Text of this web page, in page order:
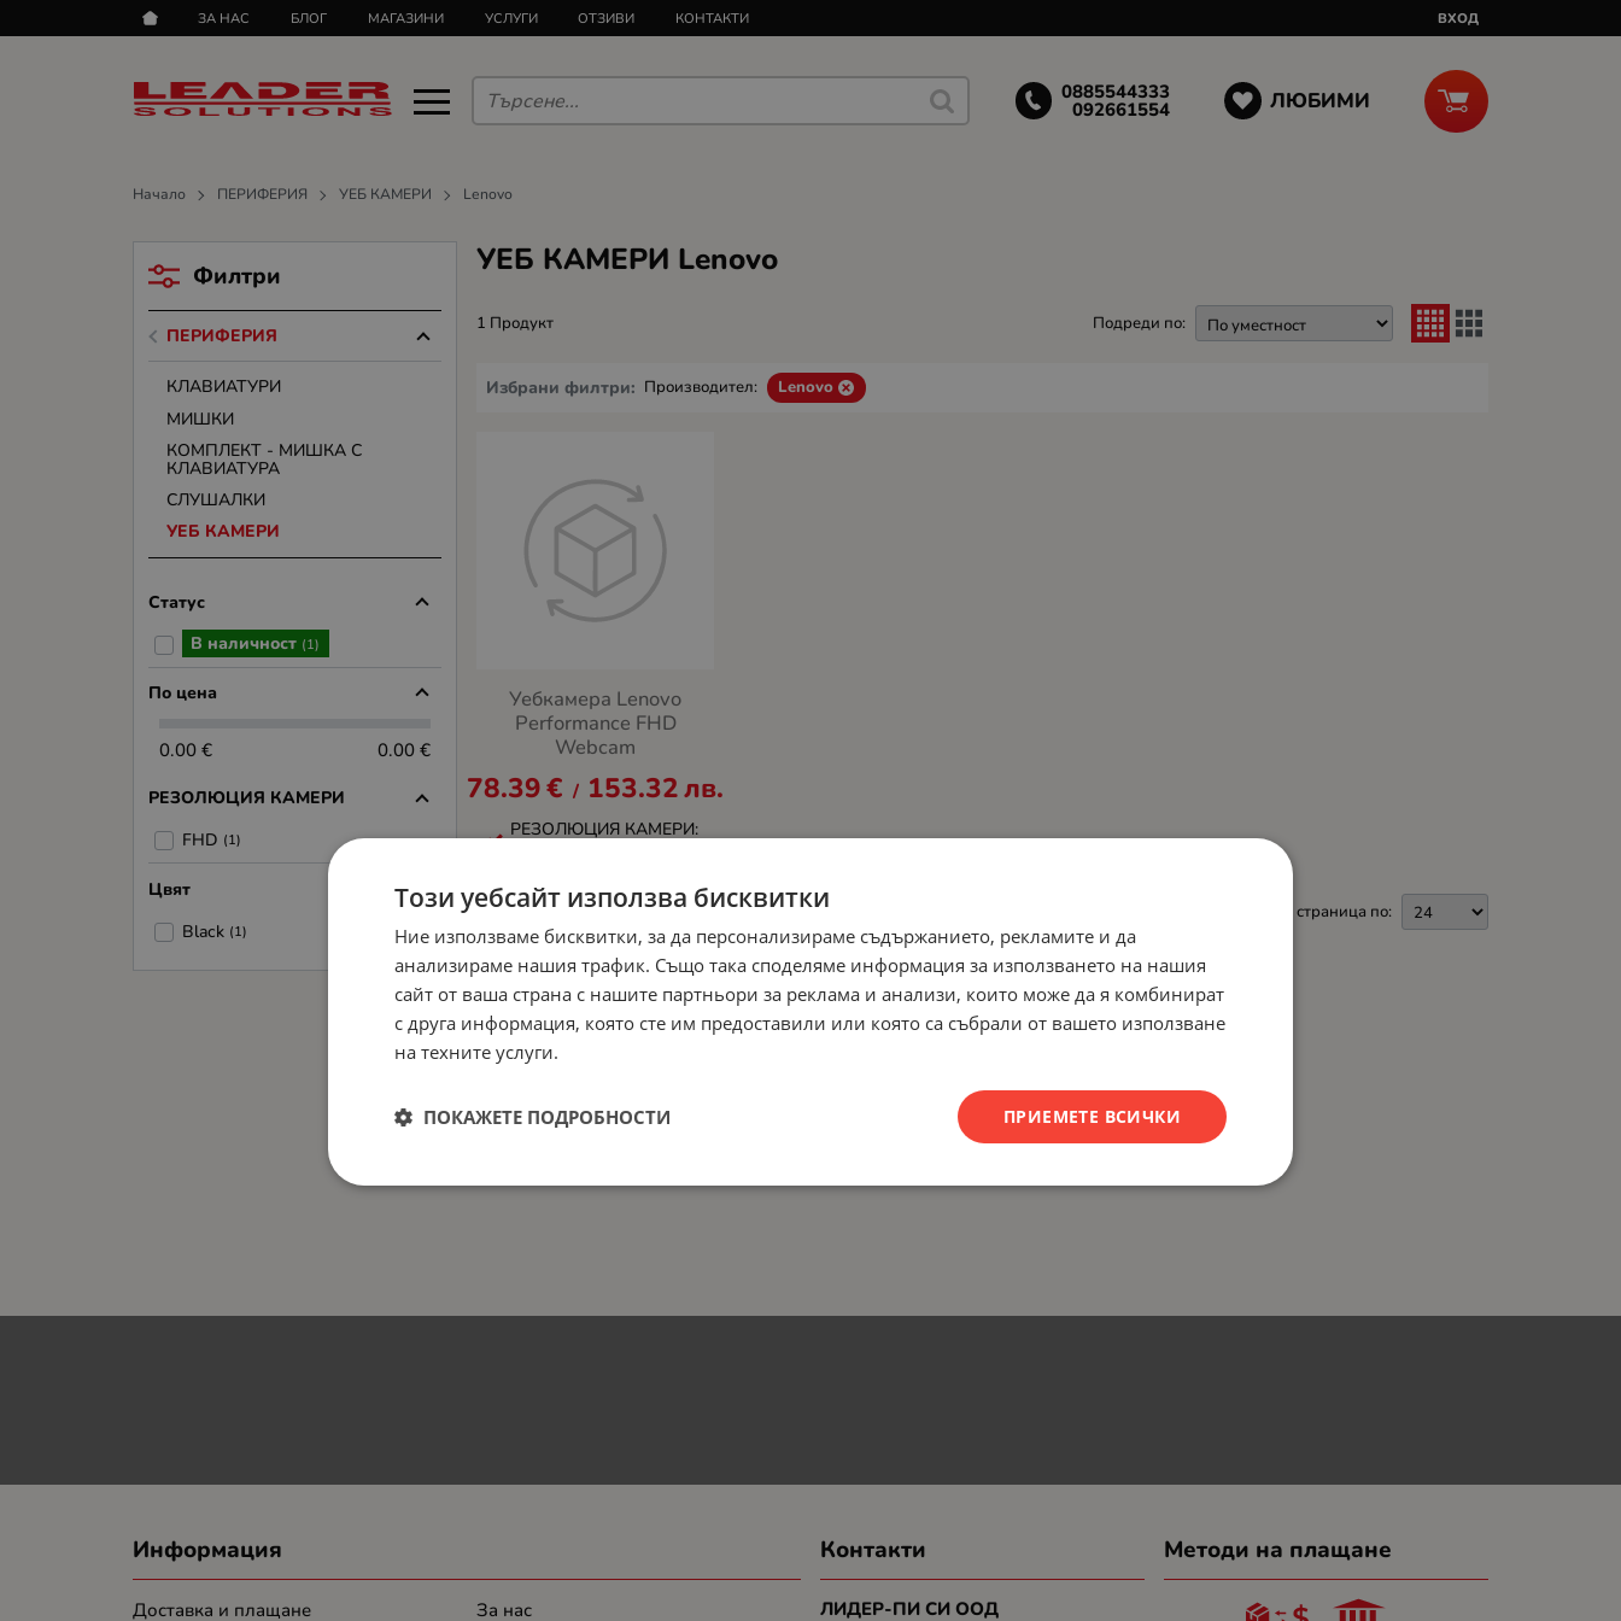
ЗА НАС БЛОГ МАГАЗИНИ УСЛУГИ ОТЗИВИ КОНТАКТИ ВХОД
0885544333
092661554 ЛЮБИМИ
Начало ПЕРИФЕРИЯ УЕБ КАМЕРИ Lenovo
УЕБ КАМЕРИ Lenovo
1 Продукт Подреди по:
Избрани филтри: Производител: Lenovo
Уебкамера Lenovo
Performance FHD
Webcam
78.39€ / 153.32лв.
РЕЗОЛЮЦИЯ КАМЕРИ:
На страница по:
Филтри
ПЕРИФЕРИЯ
КЛАВИАТУРИ
МИШКИ
КОМПЛЕКТ - МИШКА С
КЛАВИАТУРА
СЛУШАЛКИ
УЕБ КАМЕРИ
Статус
В наличност (1)
По цена
0.00 € 0.00 €
РЕЗОЛЮЦИЯ КАМЕРИ
FHD (1)
Цвят
Black (1)
Информация
Доставка и плащане За нас
Контакти
ЛИДЕР-ПИ СИ ООД
Методи на плащане
Този уебсайт използва бисквитки
Ние използваме бисквитки, за да персонализираме съдържанието, рекламите и да
анализираме нашия трафик. Също така споделяме информация за използването на нашия
сайт от ваша страна с нашите партньори за реклама и анализи, които може да я комбинират
с друга информация, която сте им предоставили или която са събрали от вашето използване
на техните услуги.
ПРИЕМЕТЕ ВСИЧКИ
ПОКАЖЕТЕ ПОДРОБНОСТИ